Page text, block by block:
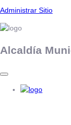
Administrar Sitio
Alcaldía